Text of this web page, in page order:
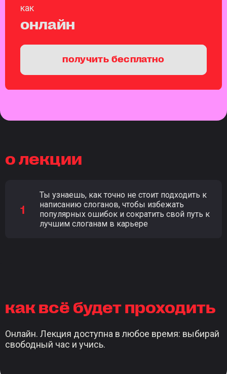
как
онлайн
получить бесплатно
о лекции
Ты узнаешь, как точно не стоит подходить к
написанию слоганов, чтобы избежать
популярных ошибок и сократить свой путь к
лучшим слоганам в карьере
как всё будет проходить
Онлайн. Лекция доступна в любое время: выбирай
свободный час и учись.